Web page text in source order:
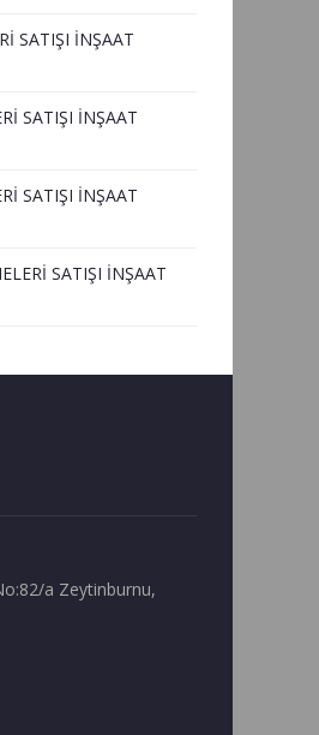
SATIŞI İNŞAAT
SATIŞI İNŞAAT
SATIŞI İNŞAAT
SATIŞI İNŞAAT
a Zeytinburnu,